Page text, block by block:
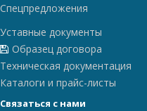
Спецпредложения
Уставные документы
Образец договора
Техническая документация
Каталоги и прайс-листы
Связаться с нами